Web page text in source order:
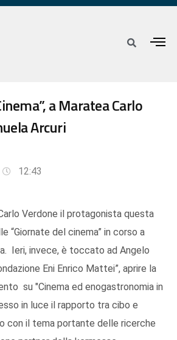
a Maratea Carlo
Arcuri
12:43
Verdone il protagonista questa
“Giornate del cinema” in corso a
Ieri, invece, è toccato ad Angelo
Eni Enrico Mattei”, aprire la
su "Cinema ed enogastronomia in
in luce il rapporto tra cibo e
con il tema portante delle ricerche